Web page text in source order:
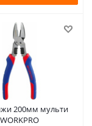
200мм мульти
WORKPRO